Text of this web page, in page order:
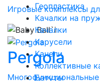
Геопластика
Качалки на
Качалки
Карусели
Качели
Коллективные
Батуты
Игровые комплексы
Pergola